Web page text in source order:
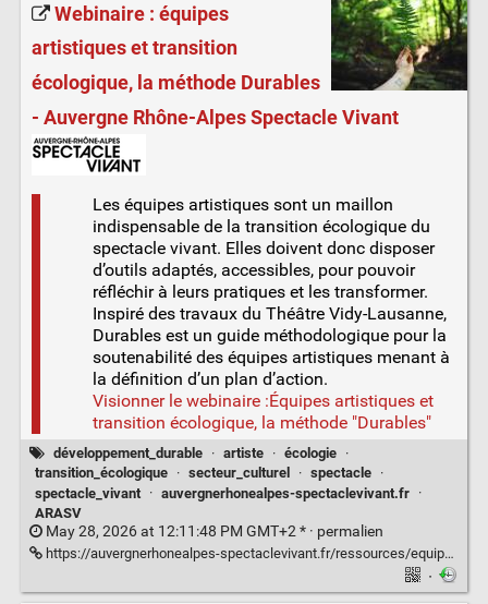
Webinaire : équipes
artistiques et transition
écologique, la méthode Durables
- Auvergne Rhône-Alpes Spectacle Vivant
Les équipes artistiques sont un maillon
indispensable de la transition écologique du
spectacle vivant. Elles doivent donc disposer
d’outils adaptés, accessibles, pour pouvoir
réfléchir à leurs pratiques et les transformer.
Inspiré des travaux du Théâtre Vidy-Lausanne,
Durables est un guide méthodologique pour la
soutenabilité des équipes artistiques menant à
la définition d’un plan d’action.
Visionner le webinaire :Équipes artistiques et
transition écologique, la méthode "Durables"
développement_durable · artiste · écologie ·
transition_écologique
· secteur_culturel · spectacle ·
spectacle_vivant
· auvergnerhonealpes-spectaclevivant.fr
·
ARASV
May 28, 2026 at 12:11:48 PM GMT+2 * · permalien
https://auvergnerhonealpes-spectaclevivant.fr/ressources/equipes-artistiques-et-transition-ecologique-la-methode-durables/
·